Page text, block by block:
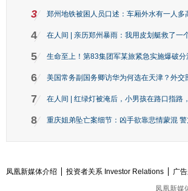
3 郑州地铁被困人员口述：车厢外水有一人多
4 在人间 | 亲历郑州暴雨：我用皮划艇救了一
5 生命至上！第83集团军某旅紧急实施爆破分
6 美国常务副国务卿访华为何选在天津？外交
7 在人间 | 红绿灯被淹后，小男孩在路口指路
8 重庆姐弟坠亡案细节：凶手欲靠悲情蒙混
凤凰新媒体介绍 投资者关系 Investor Relations 广
凤凰新媒